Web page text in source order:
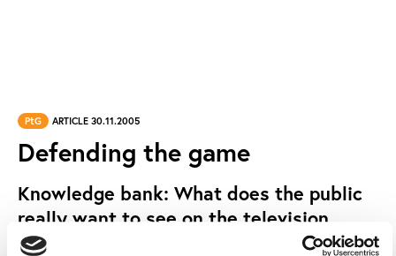
PtG ARTICLE 30.11.2005
Defending the game
Knowledge bank: What does the public
really want to see on the television
screen when it comes to sports?